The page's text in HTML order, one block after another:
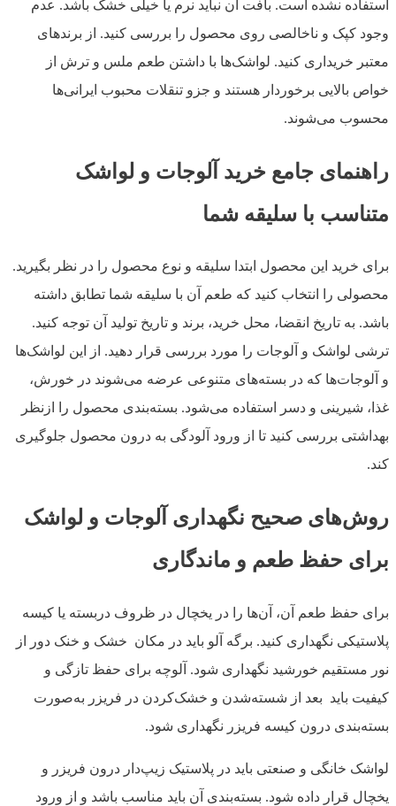
استفاده نشده است. بافت آن نباید نرم یا خیلی خشک باشد. عدم
وجود کپک و ناخالصی روی محصول را بررسی کنید. از برندهای
معتبر خریداری کنید. لواشک‌ها با داشتن طعم ملس و ترش از
خواص بالایی برخوردار هستند و جزو تنقلات محبوب ایرانی‌ها
محسوب می‌شوند.
راهنمای جامع خرید آلوجات و لواشک
متناسب با سلیقه شما
برای خرید این محصول ابتدا سلیقه و نوع محصول را در نظر بگیرید.
محصولی را انتخاب کنید که طعم آن با سلیقه شما تطابق داشته
باشد. به تاریخ انقضا، محل خرید، برند و تاریخ تولید آن توجه کنید.
ترشی لواشک و آلوجات را مورد بررسی قرار دهید. از این لواشک‌ها
و آلوجات‌ها که در بسته‌های متنوعی عرضه می‌شوند در خورش،
غذا، شیرینی و دسر استفاده می‌شود. بسته‌بندی محصول را ازنظر
بهداشتی بررسی کنید تا از ورود آلودگی به درون محصول جلوگیری
کند.
روش‌های صحیح نگهداری آلوجات و لواشک
برای حفظ طعم و ماندگاری
برای حفظ طعم آن، آن‌ها را در یخچال در ظروف دربسته یا کیسه
پلاستیکی نگهداری کنید. برگه آلو باید در مکان خشک و خنک دور از
نور مستقیم خورشید نگهداری شود. آلوچه برای حفظ تازگی و
کیفیت باید بعد از شسته‌شدن و خشک‌کردن در فریزر به‌صورت
بسته‌بندی درون کیسه فریزر نگهداری شود.
لواشک خانگی و صنعتی باید در پلاستیک زیپ‌دار درون فریزر و
یخچال قرار داده شود. بسته‌بندی آن باید مناسب باشد و از ورود